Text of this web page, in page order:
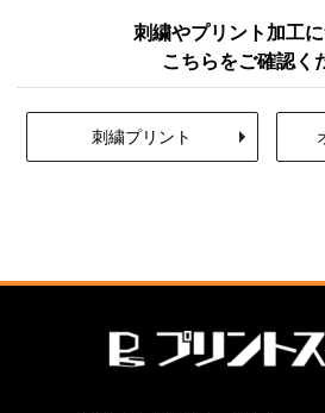
刺繍やプリント加工
こちらをご確認く
刺繍プリント